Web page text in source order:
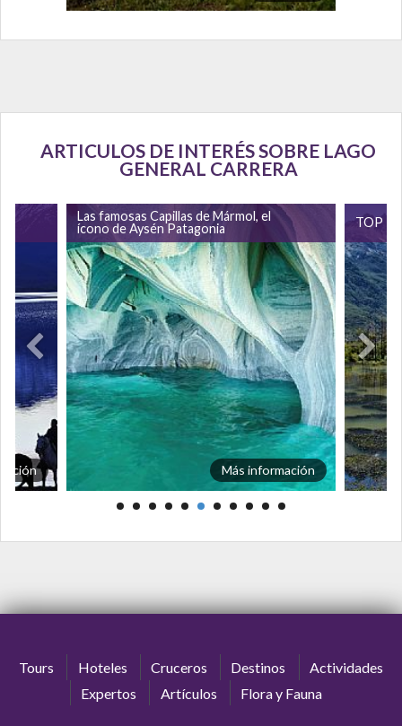
ARTICULOS DE INTERÉS SOBRE LAGO
GENERAL CARRERA
Las famosas Capillas de Mármol, el
ícono de Aysén Patagonia
Más información
TOP
Tours Hoteles Cruceros Destinos
Actividades
Expertos
Artículos Flora y Fauna